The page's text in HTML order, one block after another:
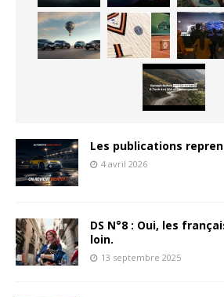
Les publications
4 avril 2026
DS N°8 : Oui, les
loin.
13 septembre 2025